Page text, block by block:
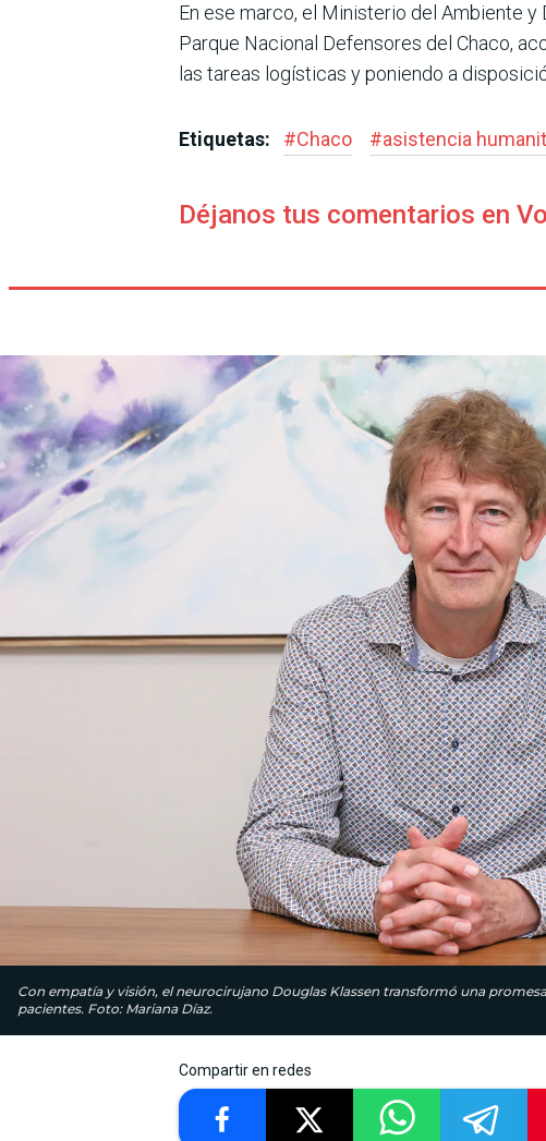
En ese marco, el Ministerio del Ambiente
Parque Nacional Defensores del Chaco,
las tareas logísticas y poniendo a
Etiquetas: #Chaco #asistencia
Déjanos tus comentarios en
Con empatía y visión, el neurocirujano Douglas Klassen transformó una
pacientes. Foto: Mariana Díaz.
Compartir en redes